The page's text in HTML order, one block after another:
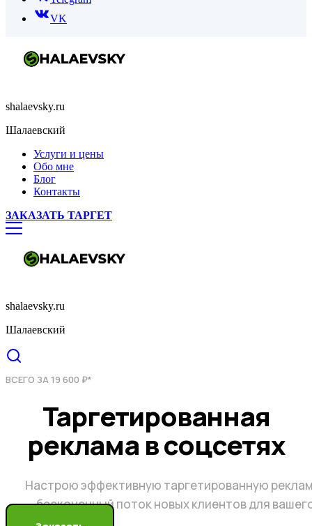
VK
shalaevsky.ru
Шалаевский
Услуги и цены
Обо мне
Блог
Контакты
ЗАКАЗАТЬ ТАРГЕТ
shalaevsky.ru
Шалаевский
ВСЕГО ЗА 19 600 ₽*
Таргетированная
реклама в соцсетях
Настрою эффективную таргетированную
бесконечный поток новых клиентов для